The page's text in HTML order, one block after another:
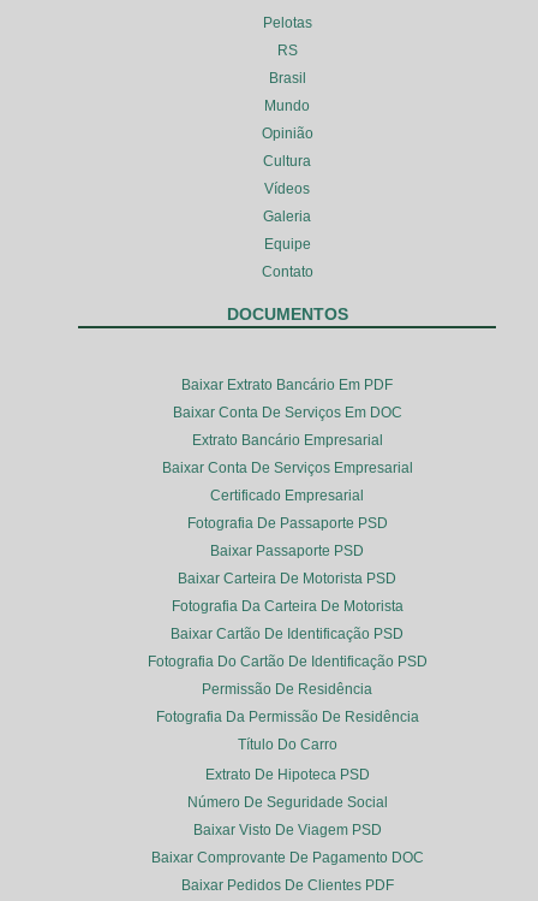
Pelotas
RS
Brasil
Mundo
Opinião
Cultura
Vídeos
Galeria
Equipe
Contato
DOCUMENTOS
Baixar Extrato Bancário Em PDF
Baixar Conta De Serviços Em DOC
Extrato Bancário Empresarial
Baixar Conta De Serviços Empresarial
Certificado Empresarial
Fotografia De Passaporte PSD
Baixar Passaporte PSD
Baixar Carteira De Motorista PSD
Fotografia Da Carteira De Motorista
Baixar Cartão De Identificação PSD
Fotografia Do Cartão De Identificação PSD
Permissão De Residência
Fotografia Da Permissão De Residência
Título Do Carro
Extrato De Hipoteca PSD
Número De Seguridade Social
Baixar Visto De Viagem PSD
Baixar Comprovante De Pagamento DOC
Baixar Pedidos De Clientes PDF